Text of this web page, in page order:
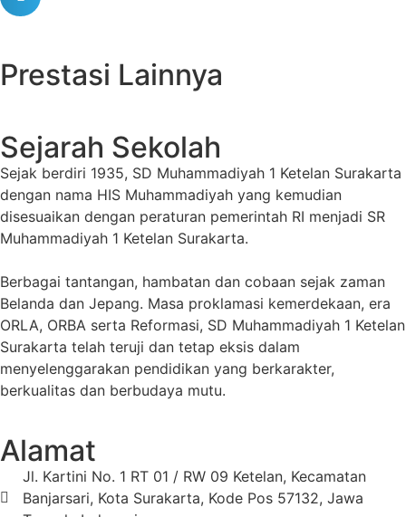
Prestasi Lainnya
Sejarah Sekolah
Sejak berdiri 1935, SD Muhammadiyah 1 Ketelan Surakarta
dengan nama HIS Muhammadiyah yang kemudian
disesuaikan dengan peraturan pemerintah RI menjadi SR
Muhammadiyah 1 Ketelan Surakarta.
Berbagai tantangan, hambatan dan cobaan sejak zaman
Belanda dan Jepang. Masa proklamasi kemerdekaan, era
ORLA, ORBA serta Reformasi, SD Muhammadiyah 1 Ketelan
Surakarta telah teruji dan tetap eksis dalam
menyelenggarakan pendidikan yang berkarakter,
berkualitas dan berbudaya mutu.
Alamat
Jl. Kartini No. 1 RT 01 / RW 09 Ketelan, Kecamatan
Banjarsari, Kota Surakarta, Kode Pos 57132, Jawa